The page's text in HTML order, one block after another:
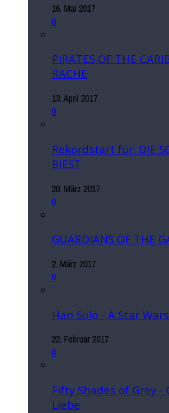
16. Mai 2017
0
PIRATES OF THE
RACHE
13. April 2017
0
Rekordstart für: DIE
BIEST
20. März 2017
0
GUARDIANS OF THE
2. März 2017
0
Han Solo - A Star
22. Februar 2017
0
Fifty Shades of Grey -
Liebe